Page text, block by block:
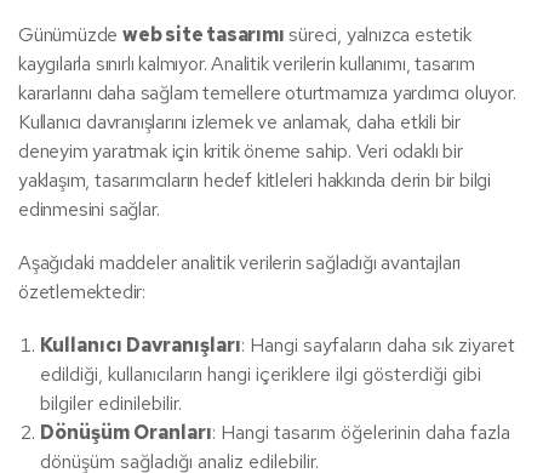
Günümüzde web site tasarımı süreci, yalnızca estetik
kaygılarla sınırlı kalmıyor. Analitik verilerin kullanımı, tasarım
kararlarını daha sağlam temellere oturtmamıza yardımcı oluyor.
Kullanıcı davranışlarını izlemek ve anlamak, daha etkili bir
deneyim yaratmak için kritik öneme sahip. Veri odaklı bir
yaklaşım, tasarımcıların hedef kitleleri hakkında derin bir bilgi
edinmesini sağlar.
Aşağıdaki maddeler analitik verilerin sağladığı avantajları
özetlemektedir:
Kullanıcı Davranışları: Hangi sayfaların daha sık ziyaret
edildiği, kullanıcıların hangi içeriklere ilgi gösterdiği gibi
bilgiler edinilebilir.
Dönüşüm Oranları: Hangi tasarım öğelerinin daha fazla
dönüşüm sağladığı analiz edilebilir.